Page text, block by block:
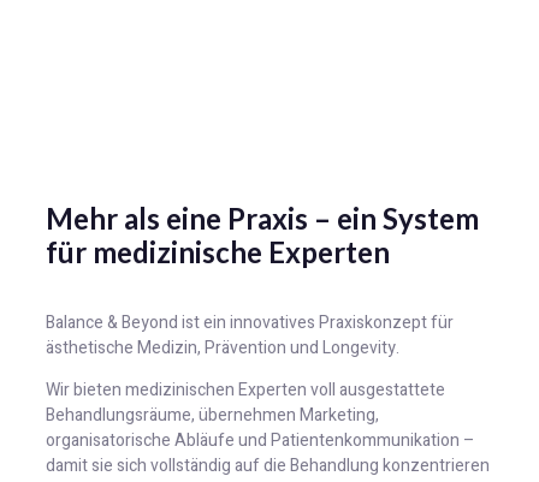
Mehr als eine Praxis – ein System
für medizinische Experten
Balance & Beyond ist ein innovatives Praxiskonzept für
ästhetische Medizin, Prävention und Longevity.
Wir bieten medizinischen Experten voll ausgestattete
Behandlungsräume, übernehmen Marketing,
organisatorische Abläufe und Patientenkommunikation –
damit sie sich vollständig auf die Behandlung konzentrieren